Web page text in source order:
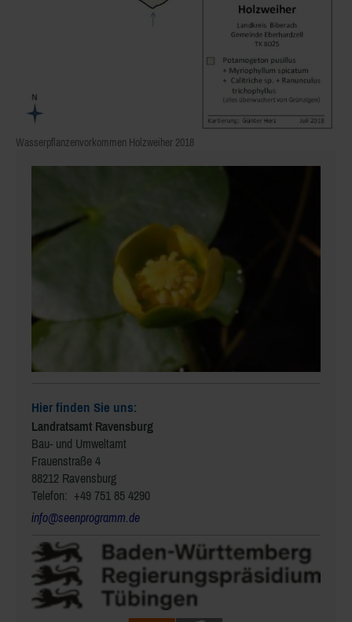
Wasserpflanzenvorkommen Holzweiher 2018
Hier finden Sie uns:
Landratsamt Ravensburg
Bau- und Umweltamt
Frauenstraße 4
88212 Ravensburg
Telefon: +49 751 85 4290
info@seenprogramm.de